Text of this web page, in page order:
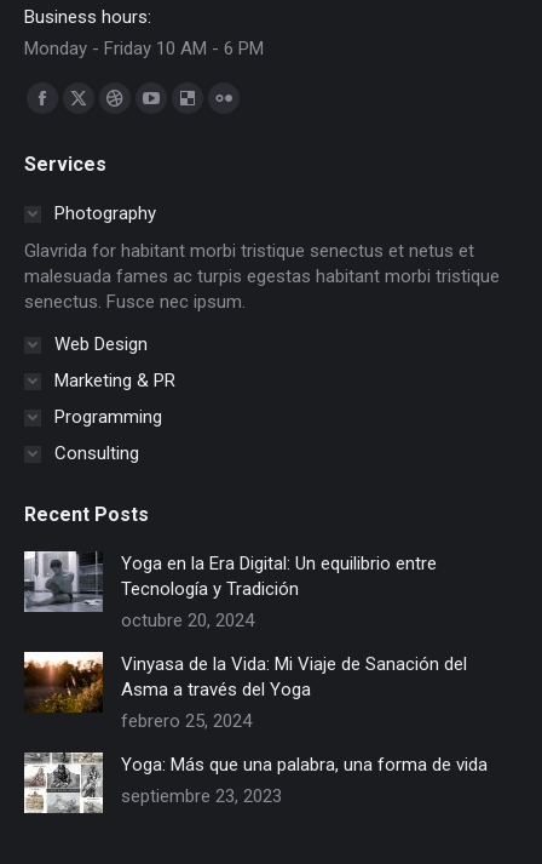
Business hours:
Monday - Friday 10 AM - 6 PM
Encuéntranos en:
Facebook
opens
in
new
window
opens
in
new
window
Dribbble
in
new
window
in
new
windowwindow
new
window
Services
Photography
Glavrida for habitant morbi tristique senectus et netus et
malesuada fames ac turpis egestas habitant morbi tristique
senectus. Fusce nec ipsum.
Web Design
Marketing & PR
Programming
Consulting
Recent Posts
Yoga en la Era Digital: Un equilibrio entre
Tecnología y Tradición
octubre 20, 2024
Vinyasa de la Vida: Mi Viaje de Sanación del
Asma a través del Yoga
febrero 25, 2024
Yoga: Más que una palabra, una forma de vida
septiembre 23, 2023